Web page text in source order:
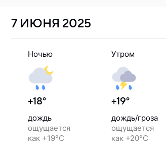
7 ИЮНЯ 2025
Ночью
+18°
дождь
ощущается
как +19°C
Утром
+19°
дождь/гроза
ощущается
как +20°C